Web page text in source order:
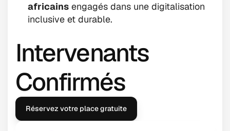
africains engagés dans une digitalisation
inclusive et durable.
Intervenants
Confirmés
Réservez votre place gratuite